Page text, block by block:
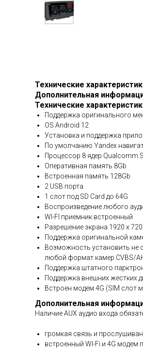
Технические
Дополнительная
Технические
Поддержка оригинального
OS Android 12
Установка и поддержка
По умолчанию Yandex
Процессор 8 ядер Qualcomm
Оперативная память 8Gb
Встроенная память 128Gb
2 USB порта
1 слот под SD Card до 64G
Воспроизведение любого
WI-FI приемник встроенный
Разрешение экрана 1920 х
Поддержка оригинальной
Возможность установить не
любой формат камер CVBS/
Поддержка штатного
Поддержка внешних жестких
Встроен модем 4G (SIM слот
Дополнительная
Наличие AUX аудио входа
громкая связь и
встроенный WI-Fi и 4G модем